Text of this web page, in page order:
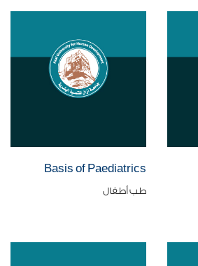
Basis of Paediatrics
طب أطفال